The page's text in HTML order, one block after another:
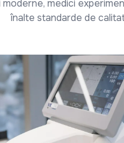
moderne, medici
înalte standarde de